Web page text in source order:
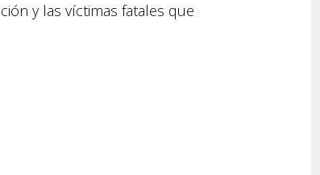
y las víctimas fatales que